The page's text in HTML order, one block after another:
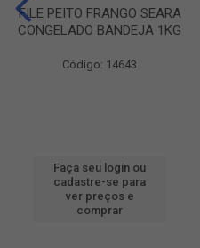
FILE PEITO FRANGO SEARA
CONGELADO BANDEJA 1KG
Código: 14643
Faça seu login ou
cadastre-se para
ver preços e
comprar